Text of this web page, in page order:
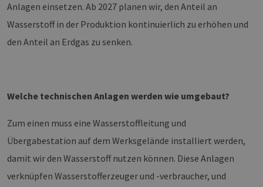
Anlagen einsetzen. Ab 2027 planen wir, den Anteil an
Wasserstoff in der Produktion kontinuierlich zu erhöhen und
den Anteil an Erdgas zu senken.
Welche technischen Anlagen werden wie umgebaut?
Zum einen muss eine Wasserstoffleitung und
Übergabestation auf dem Werksgelände installiert werden,
damit wir den Wasserstoff nutzen können. Diese Anlagen
verknüpfen Wasserstofferzeuger und -verbraucher, und